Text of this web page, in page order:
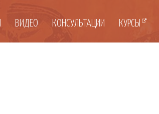
ВИДЕО КОНСУЛЬТАЦИИ КУРСЫ